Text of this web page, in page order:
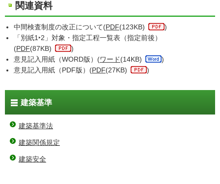
関連資料
中間検査制度の改正について(PDF(123KB)
)
「別紙1‣2」対象・指定工程一覧表（指定前後）
(PDF(87KB)
)
意見記入用紙（WORD版）(ワード(14KB)
)
意見記入用紙（PDF版）(PDF(27KB) )
建築基準
建築基準法
建築関係規定
建築安全